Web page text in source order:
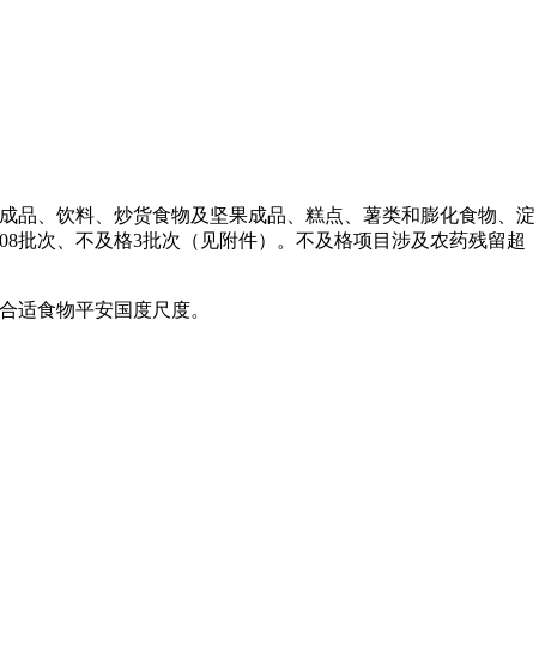
、饮料、炒货食物及坚果成品、糕点、薯类和膨化食物、淀
批次、不及格3批次（见附件）。不及格项目涉及农药残留超
食物平安国度尺度。